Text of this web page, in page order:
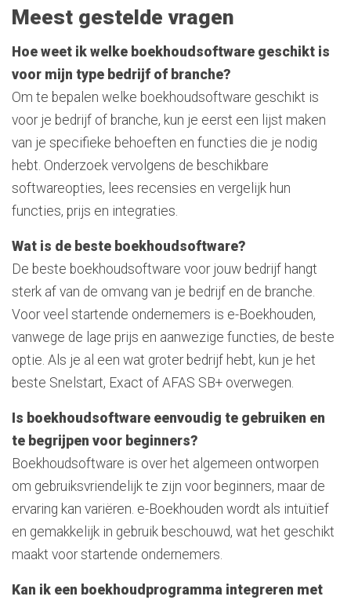
Meest gestelde vragen
Hoe weet ik welke boekhoudsoftware geschikt is
voor mijn type bedrijf of branche?
Om te bepalen welke boekhoudsoftware geschikt is
voor je bedrijf of branche, kun je eerst een lijst maken
van je specifieke behoeften en functies die je nodig
hebt. Onderzoek vervolgens de beschikbare
softwareopties, lees recensies en vergelijk hun
functies, prijs en integraties.
Wat is de beste boekhoudsoftware?
De beste boekhoudsoftware voor jouw bedrijf hangt
sterk af van de omvang van je bedrijf en de branche.
Voor veel startende ondernemers is e-Boekhouden,
vanwege de lage prijs en aanwezige functies, de beste
optie. Als je al een wat groter bedrijf hebt, kun je het
beste Snelstart, Exact of AFAS SB+ overwegen.
Is boekhoudsoftware eenvoudig te gebruiken en
te begrijpen voor beginners?
Boekhoudsoftware is over het algemeen ontworpen
om gebruiksvriendelijk te zijn voor beginners, maar de
ervaring kan variëren. e-Boekhouden wordt als intuïtief
en gemakkelijk in gebruik beschouwd, wat het geschikt
maakt voor startende ondernemers.
Kan ik een boekhoudprogramma integreren met